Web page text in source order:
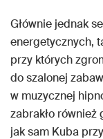
Głównie jednak
energetycznych,
przy których
do szalonej
w muzycznej
zabrakło również
jak sam Kuba